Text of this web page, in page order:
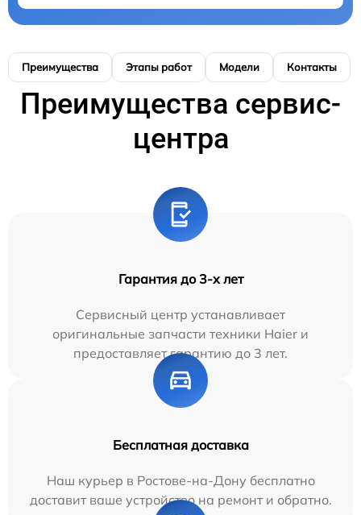
Преимущества Этапы работ Модели Контакты
Преимущества сервис-
центра
Гарантия до 3-х лет
Сервисный центр устанавливает
оригинальные запчасти техники Haier и
предоставляет гарантию до 3 лет.
Бесплатная доставка
Наш курьер в Ростове-на-Дону бесплатно
доставит ваше устройство на ремонт и обратно.